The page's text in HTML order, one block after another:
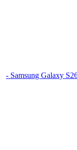
טלפון סלולרי (Samsung Galaxy S26 12GB+256GB (SM-S942B/DS -